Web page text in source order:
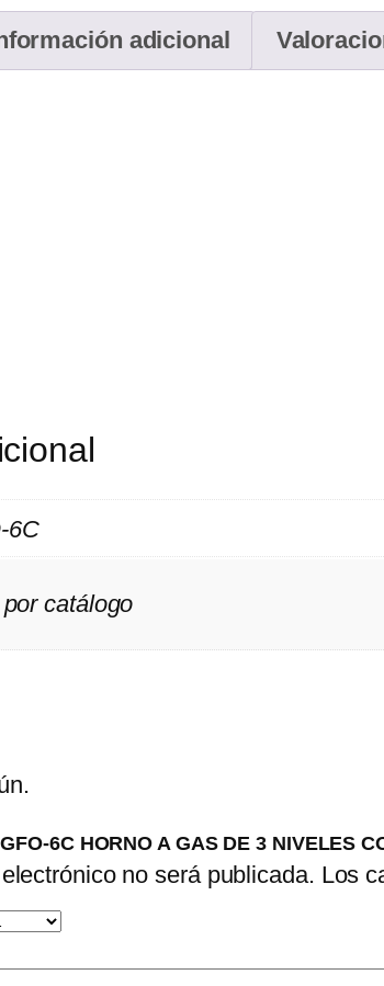
adicional
6C
catálogo
6C HORNO A GAS DE 3 NIVELES
no será publicada. Los